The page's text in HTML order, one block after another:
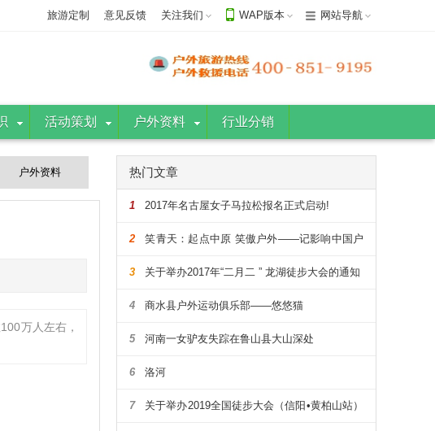
旅游定制 意见反馈 关注我们 WAP版本 网站导航
活动策划 户外资料 行业分销
户外资料
万人左右，
热门文章
1 2017年名古屋女子马拉松报名正式启动!
2 笑青天：起点中原 笑傲户外——记影响中国户
外的108人
3 关于举办2017年“二月二 ” 龙湖徒步大会的通知
4 商水县户外运动俱乐部——悠悠猫
5 河南一女驴友失踪在鲁山县大山深处
6 洛河
7 关于举办2019全国徒步大会（信阳•黄柏山站）